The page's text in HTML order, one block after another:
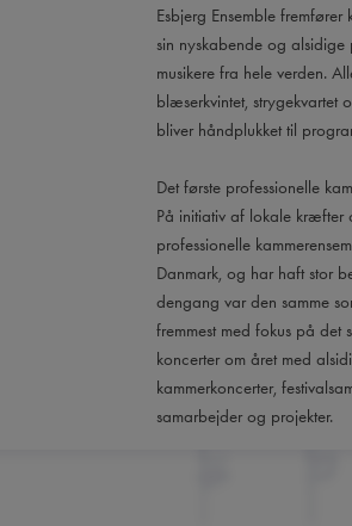
Esbjerg Ensemble
sin nyskabende og
musikere fra hele verden.
blæserkvintet, strygekvartet
bliver håndplukket til
Det første professionelle
På initiativ af lokale kræfter
professionelle
Danmark, og har haft stor
dengang var den samme
fremmest med fokus på
koncerter om året med
kammerkoncerter,
samarbejder og projekter.